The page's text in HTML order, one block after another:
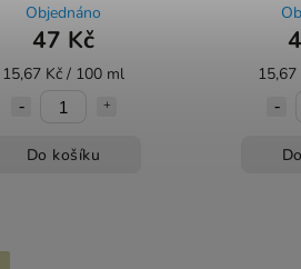
Objednáno
47 Kč
15,67 Kč / 100 ml
Do košíku